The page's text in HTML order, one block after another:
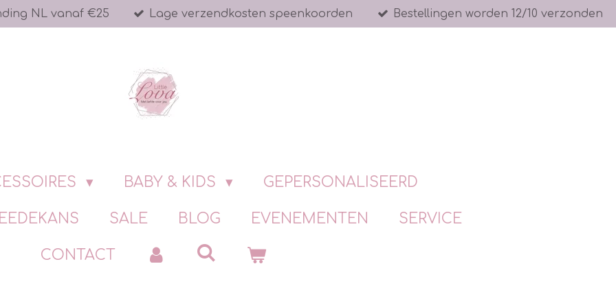
NL vanaf €25 Lage verzendkosten speenkoorden Bestellingen worden 12/10 verzonden
BABY & KIDS GEPERSONALISEERD
SALE BLOG EVENEMENTEN SERVICE
CONTACT